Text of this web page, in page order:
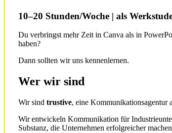
10–20 Stunden/Woche | als
Du verbringst mehr Zeit in Canva als in
haben?
Dann sollten wir uns kennenlernen.
Wer wir sind
Wir sind trustive, eine Kommunikationsagentur
Wir entwickeln Kommunikation für
Substanz, die Unternehmen erfolgreicher